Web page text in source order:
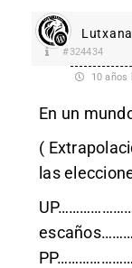
#324434
10 años
En un
(
las